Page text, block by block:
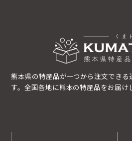
熊本県の特産品が一つから注文できる
す。全国各地に熊本の特産品をお届け